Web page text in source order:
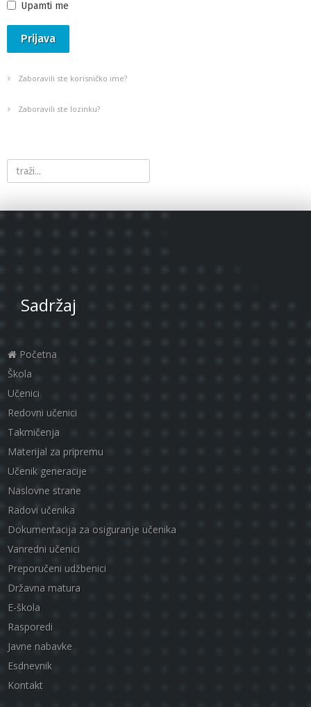
Upamti me
Prijava
Zaboravili ste korisničko ime?
Zaboravili ste lozinku?
Sadržaj
Početna
Škola
Učenici
Redovni učenici
Takmičenja
Materijal za pripremu
Učenik generacije
Naslovne strane
Radovi učenika
Dokumentacija za osiguranje učenika
Vanredni učenici
Preporučeni udžbenici
Državna matura
E-škola
Rasporedi
Javne nabavke
Esdnevnik
Kontakt